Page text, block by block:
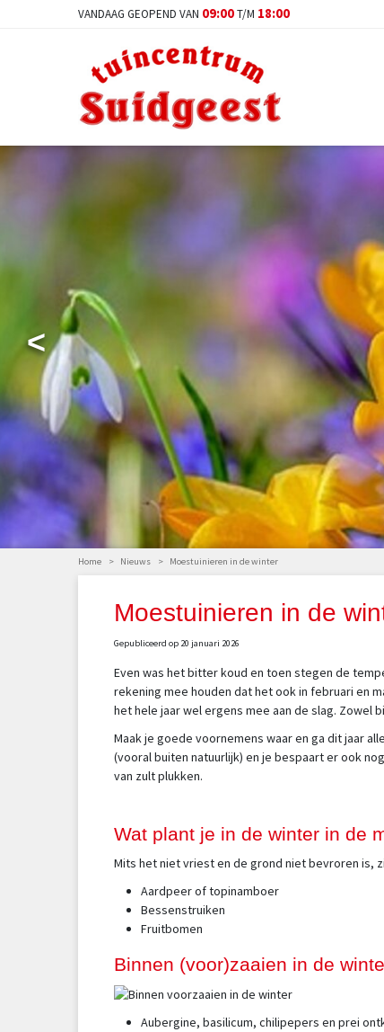
Home > Nieuws > Moestuinieren in de winter
VANDAAG GEOPEND VAN 09:00T/M 18:00
Moestuinieren in de
Gepubliceerd op 20 januari 2026
Even was het bitter koud en toen stegen de
rekening mee houden dat het ook in februari en
het hele jaar wel ergens mee aan de slag. Zowel
Maak je goede voornemens waar en ga dit jaar
(vooral buiten natuurlijk) en je bespaart er ook
van zult plukken.
Wat plant je in de winter in de
Mits het niet vriest en de grond niet bevroren is,
Aardpeer of topinamboer
Bessenstruiken
Fruitbomen
Binnen (voor)zaaien in de
Aubergine, basilicum, chilipepers en prei